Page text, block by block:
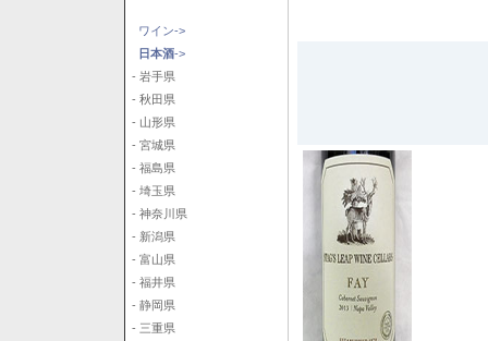
ワイン->
日本酒->
- 岩手県
- 秋田県
- 山形県
- 宮城県
- 福島県
- 埼玉県
- 神奈川県
- 新潟県
- 富山県
- 福井県
- 静岡県
- 三重県